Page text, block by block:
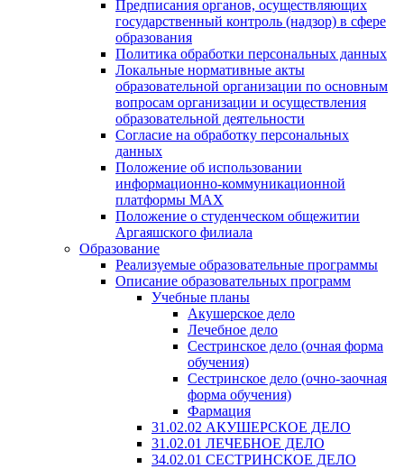
Предписания органов, осуществляющих
государственный контроль (надзор) в сфере
образования
Политика обработки персональных данных
Локальные нормативные акты
образовательной организации по основным
вопросам организации и осуществления
образовательной деятельности
Согласие на обработку персональных
данных
Положение об использовании
информационно-коммуникационной
платформы MAX
Положение о студенческом общежитии
Аргаяшского филиала
Образование
Реализуемые образовательные программы
Описание образовательных программ
Учебные планы
Акушерское дело
Лечебное дело
Сестринское дело (очная форма
обучения)
Сестринское дело (очно-заочная
форма обучения)
Фармация
31.02.02 АКУШЕРСКОЕ ДЕЛО
31.02.01 ЛЕЧЕБНОЕ ДЕЛО
34.02.01 СЕСТРИНСКОЕ ДЕЛО